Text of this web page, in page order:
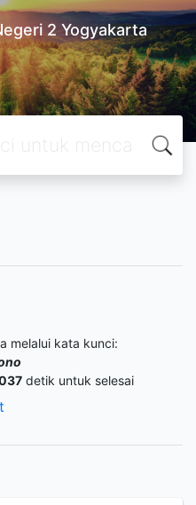
2 Yogyakarta
melalui kata kunci:
detik untuk selesai